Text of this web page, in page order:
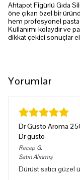
Ahtapot Figürlü Gıda
öne çıkan özel bir
hem profesyonel
Kullanımı kolaydır ve
dikkat çekici sonuçlar
Yorumlar
Dr Gusto Aroma
Dr gusto
Recep G.
Satın Alınmış
Dürüst satıcı güzel